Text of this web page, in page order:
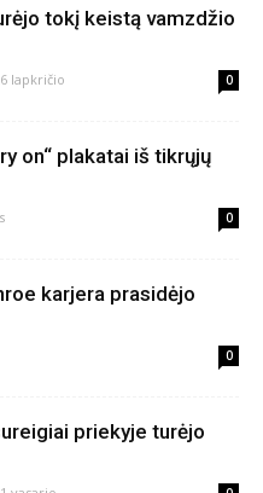
tokį keistą vamzdžio
lapkričio 0
on“ plakatai iš tikrųjų
0
karjera prasidėjo
0
priekyje turėjo